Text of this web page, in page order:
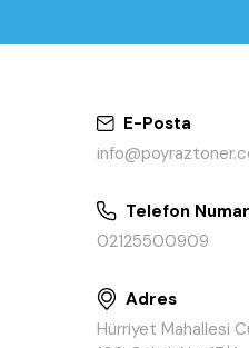
E-Posta
Telefon
02125500909
Adres
Hürriyet Mahallesi